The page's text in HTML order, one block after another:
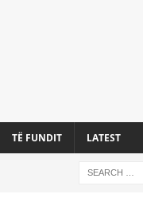
TË FUNDIT LATEST